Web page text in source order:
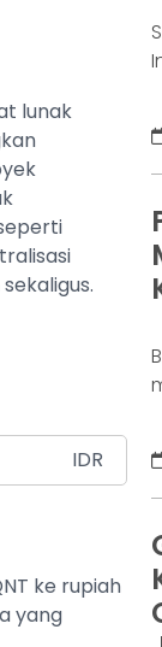
lunak
IDR
ke rupiah
yang